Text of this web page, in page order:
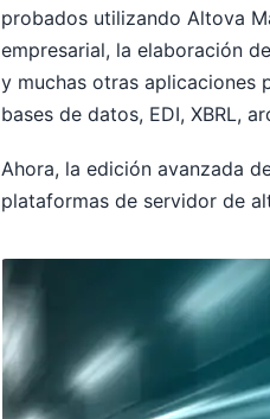
probados utilizando Altova
empresarial, la elaboración
y muchas otras aplicaciones
bases de datos, EDI, XBRL,
Ahora, la edición avanzada
plataformas de servidor de